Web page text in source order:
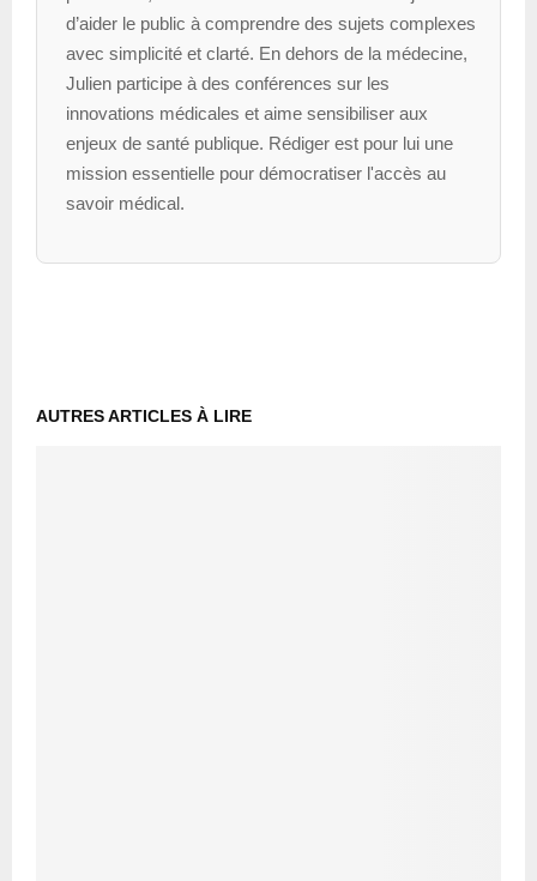
d’aider le public à comprendre des sujets complexes
avec simplicité et clarté. En dehors de la médecine,
Julien participe à des conférences sur les
innovations médicales et aime sensibiliser aux
enjeux de santé publique. Rédiger est pour lui une
mission essentielle pour démocratiser l'accès au
savoir médical.
AUTRES ARTICLES À LIRE